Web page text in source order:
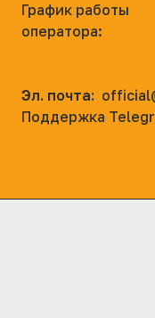
График работы
оператора:
Эл. почта:
Поддержка